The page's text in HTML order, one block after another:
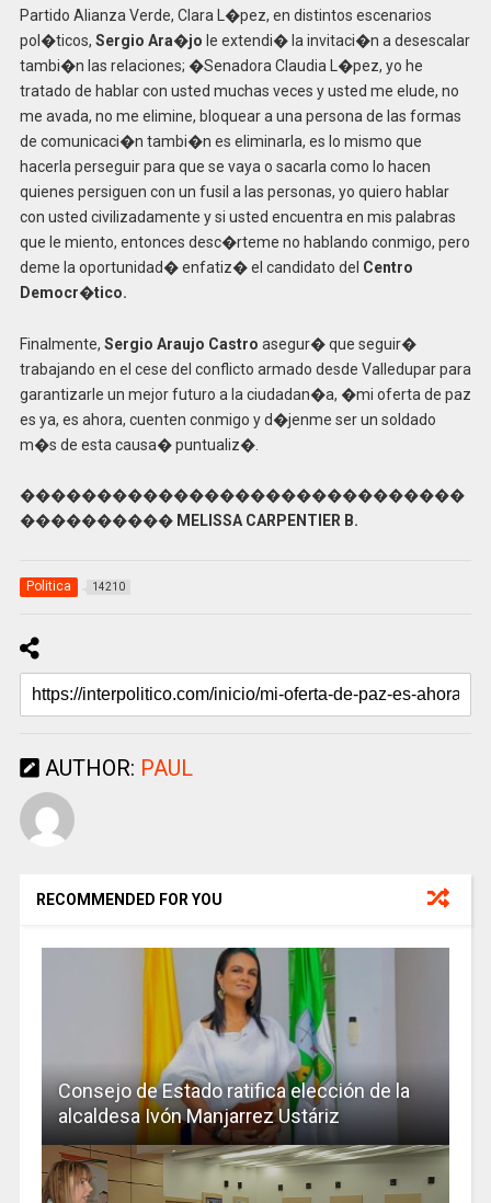
Partido Alianza Verde, Clara L�pez, en distintos escenarios
pol�ticos, Sergio Ara�jo le extendi� la invitaci�n a desescalar
tambi�n las relaciones; �Senadora Claudia L�pez, yo he
tratado de hablar con usted muchas veces y usted me elude, no
me avada, no me elimine, bloquear a una persona de las formas
de comunicaci�n tambi�n es eliminarla, es lo mismo que
hacerla perseguir para que se vaya o sacarla como lo hacen
quienes persiguen con un fusil a las personas, yo quiero hablar
con usted civilizadamente y si usted encuentra en mis palabras
que le miento, entonces desc�rteme no hablando conmigo, pero
deme la oportunidad� enfatiz� el candidato del Centro
Democr�tico.
Finalmente, Sergio Araujo Castro asegur� que seguir�
trabajando en el cese del conflicto armado desde Valledupar para
garantizarle un mejor futuro a la ciudadan�a, �mi oferta de paz
es ya, es ahora, cuenten conmigo y d�jenme ser un soldado
m�s de esta causa� puntualiz�.
�����������������������������
���������� MELISSA CARPENTIER B.
Politica 14210
AUTHOR: PAUL
RECOMMENDED FOR YOU
Consejo de Estado ratifica elección de la
alcaldesa Ivón Manjarrez Ustáriz